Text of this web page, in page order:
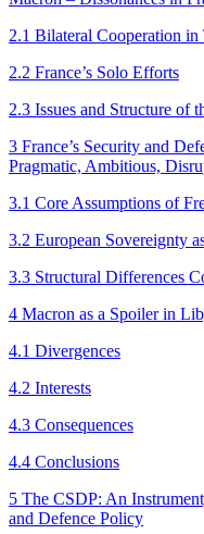
2.1 Bilateral Cooperation in
2.2 France’s Solo Efforts
2.3 Issues and Structure of
3 France’s Security and
Pragmatic, Ambitious,
3.1 Core Assumptions of
3.2 European Sovereignty
3.3 Structural Differences
4 Macron as a Spoiler in
4.1 Divergences
4.2 Interests
4.3 Consequences
4.4 Conclusions
5 The CSDP: An
and Defence Policy